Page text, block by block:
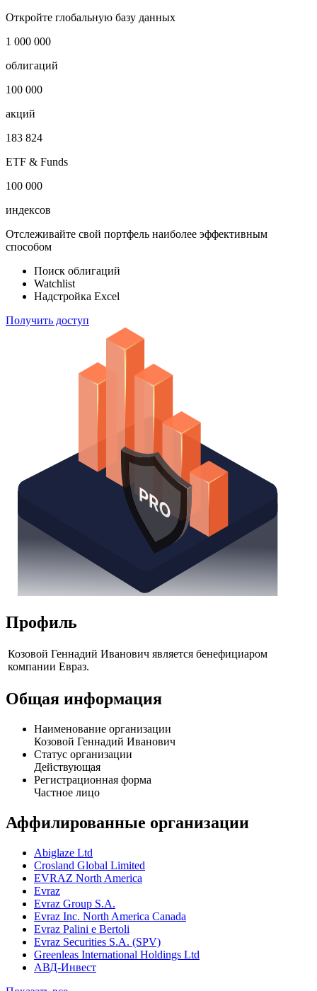
Откройте глобальную базу данных
1 000 000
облигаций
100 000
акций
183 824
ETF & Funds
100 000
индексов
Отслеживайте свой портфель наиболее эффективным
способом
Поиск облигаций
Watchlist
Надстройка Excel
Получить доступ
Профиль
Козовой Геннадий Иванович является бенефициаром
компании Евраз.
Общая информация
Наименование организации
Козовой Геннадий Иванович
Статус организации
Действующая
Регистрационная форма
Частное лицо
Аффилированные организации
Abiglaze Ltd
Crosland Global Limited
EVRAZ North America
Evraz
Evraz Group S.A.
Evraz Inc. North America Canada
Evraz Palini e Bertoli
Evraz Securities S.A. (SPV)
Greenleas International Holdings Ltd
АВД-Инвест